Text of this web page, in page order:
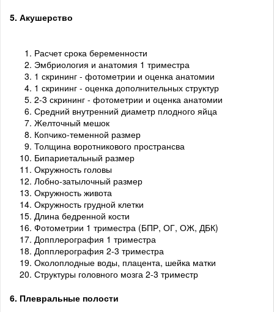
5. Акушерство
Расчет срока беременности
Эмбриология и анатомия 1 триместра
1 скрининг - фотометрии и оценка анатомии
1 скрининг - оценка дополнительных структур
2-3 скрининг - фотометрии и оценка анатомии
Средний внутренний диаметр плодного яйца
Желточный мешок
Копчико-теменной размер
Толщина воротникового пространсва
Бипариетальный размер
Окружность головы
Лобно-затылочный размер
Окружность живота
Окружность грудной клетки
Длина бедренной кости
Фотометрии 1 триместра (БПР, ОГ, ОЖ, ДБК)
Допплерография 1 триместра
Допплерография 2-3 триместра
Околоплодные воды, плацента, шейка матки
Структуры головного мозга 2-3 триместр
6. Плевральные полости